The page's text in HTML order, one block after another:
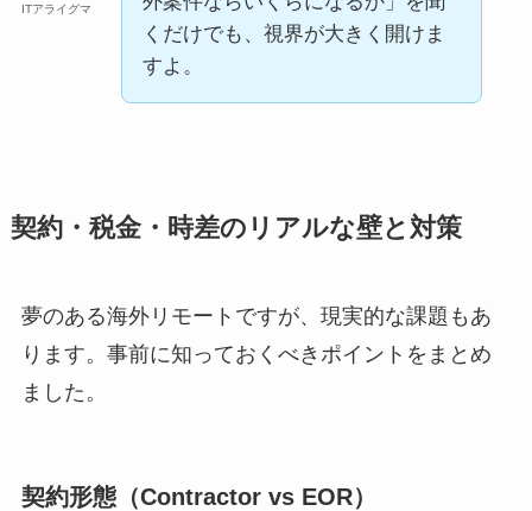
ITアライグマ
くだけでも、視界が大きく開けま
すよ。
契約・税金・時差のリアルな壁と対策
夢のある海外リモートですが、現実的な課題もあ
ります。事前に知っておくべきポイントをまとめ
ました。
契約形態（Contractor vs EOR）